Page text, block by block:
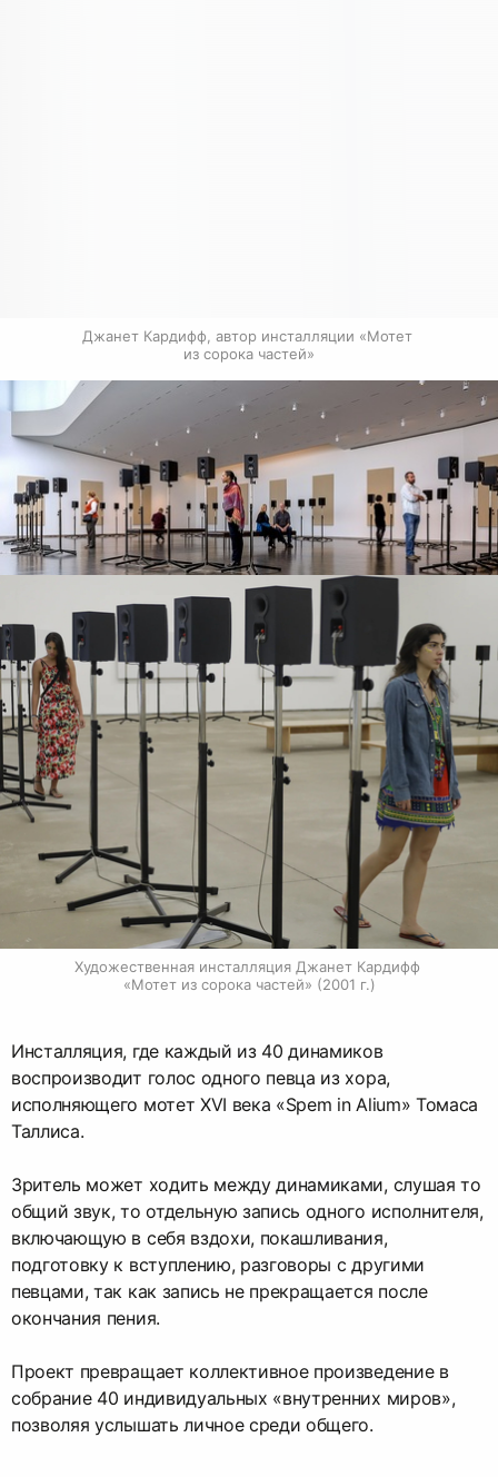
Джанет Кардифф, автор инсталляции «Мотет
из сорока частей»
Художественная инсталляция Джанет Кардифф
«Мотет из сорока частей» (2001 г.)
Инсталляция, где каждый из 40 динамиков
воспроизводит голос одного певца из хора,
исполняющего мотет XVI века «Spem in Alium» Томаса
Таллиса.
Зритель может ходить между динамиками, слушая то
общий звук, то отдельную запись одного исполнителя,
включающую в себя вздохи, покашливания,
подготовку к вступлению, разговоры с другими
певцами, так как запись не прекращается после
окончания пения.
Проект превращает коллективное произведение в
собрание 40 индивидуальных «внутренних миров»,
позволяя услышать личное среди общего.